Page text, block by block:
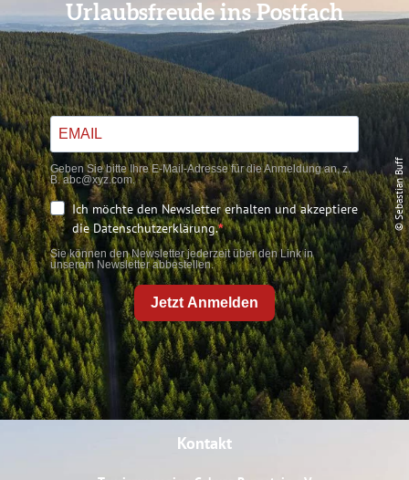
© Sebastian Buff
Urlaubsfreude ins Postfach
Geben Sie bitte Ihre E-Mail-Adresse für die Anmeldung an, z.
B. abc@xyz.com.
Ich möchte den Newsletter erhalten und akzeptiere
die Datenschutzerklärung.
Sie können den Newsletter jederzeit über den Link in
unserem Newsletter abbestellen.
Jetzt Anmelden
Kontakt